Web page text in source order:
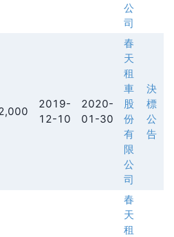
公
司
2019-
12-10
2020-
01-30
春
天
租
車
股
份
有
限
公
司
決
標
公
告
春
天
租